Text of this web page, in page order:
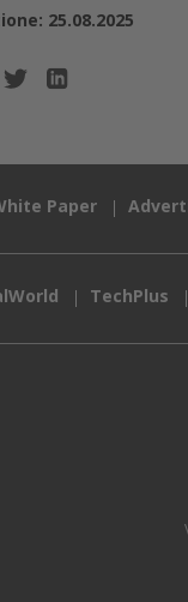
25.08.2025
Paper
TechPlus